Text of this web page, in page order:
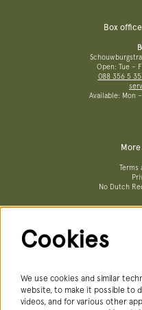
Box
Open: Tue –
088 356 5
Available: Mon
Terms
No Dutch
Cookies
We use cookies and similar
website, to make it possible to
videos, and for various other